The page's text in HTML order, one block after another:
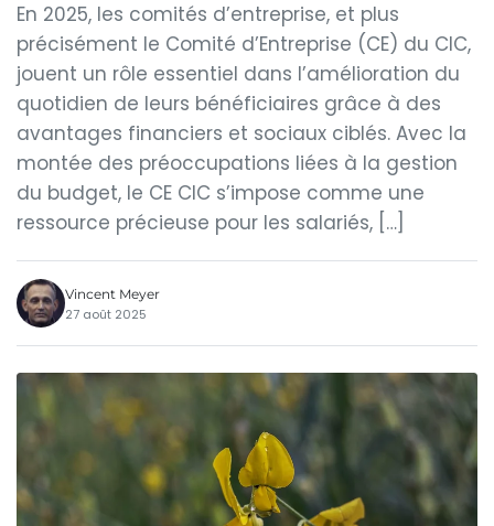
En 2025, les comités d’entreprise, et plus
précisément le Comité d’Entreprise (CE) du CIC,
jouent un rôle essentiel dans l’amélioration du
quotidien de leurs bénéficiaires grâce à des
avantages financiers et sociaux ciblés. Avec la
montée des préoccupations liées à la gestion
du budget, le CE CIC s’impose comme une
ressource précieuse pour les salariés, […]
Vincent Meyer
27 août 2025